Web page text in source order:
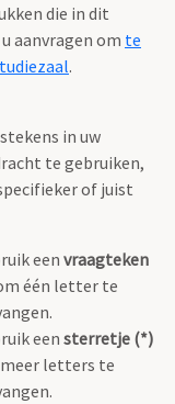
die in dit
aanvragen om te
.
in uw
te gebruiken,
of juist
eenvraagteken
één letter te
eensterretje (*)
letters te